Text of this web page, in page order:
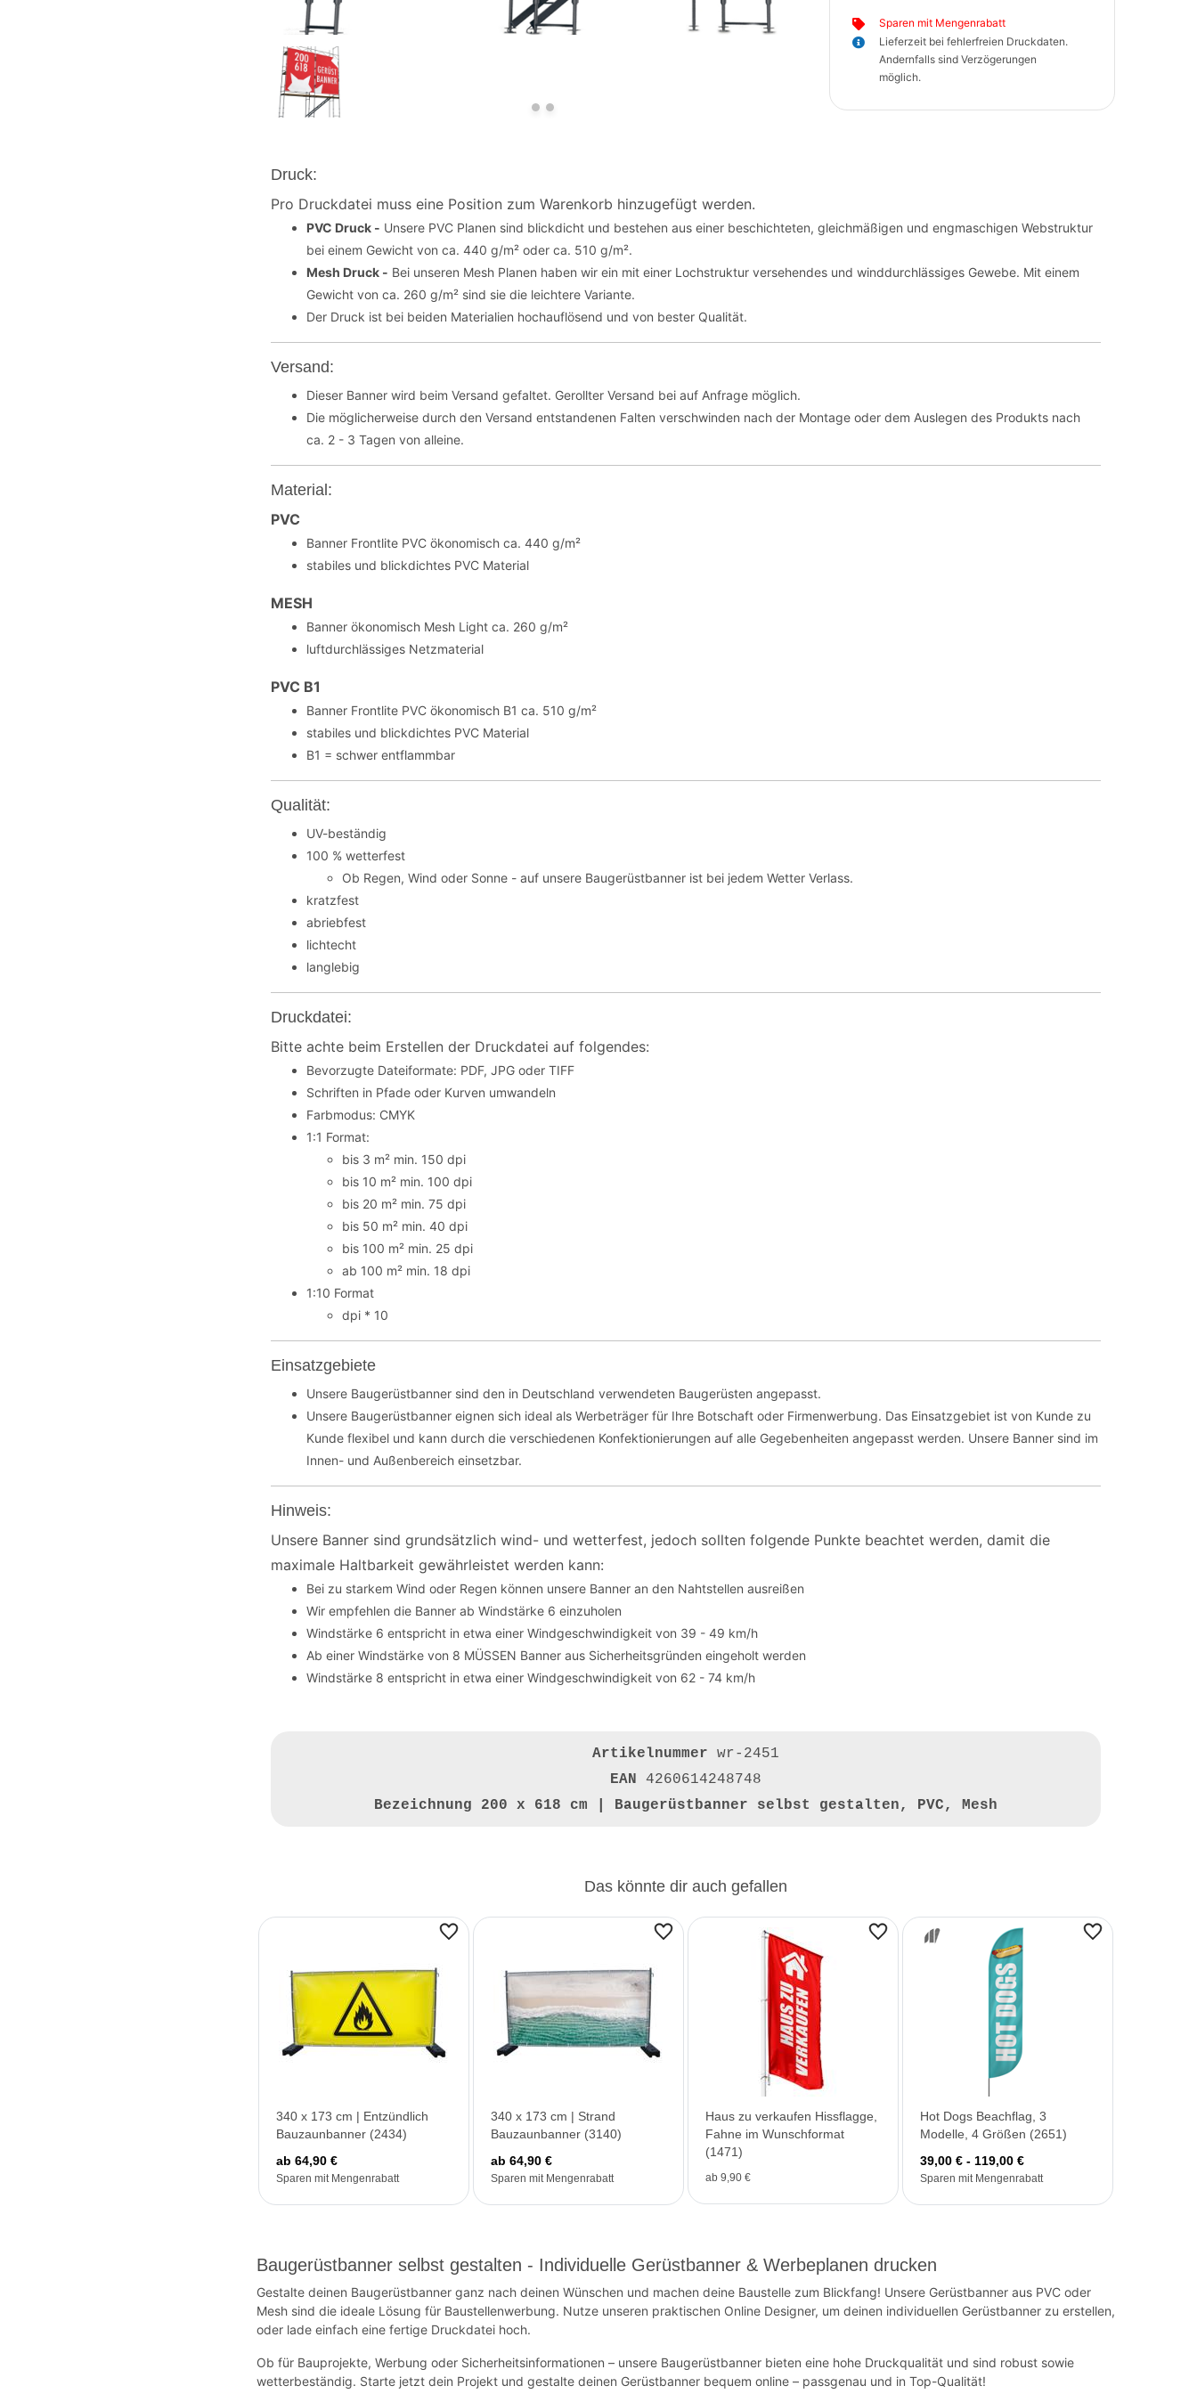
Sparen mit Mengenrabatt
Lieferzeit bei fehlerfreien Druckdaten.
Andernfalls sind Verzögerungen
möglich.
Druck:
Pro Druckdatei muss eine Position zum Warenkorb hinzugefügt werden.
PVC Druck - Unsere PVC Planen sind blickdicht und bestehen aus einer beschichteten, gleichmäßigen und engmaschigen Webstruktur
bei einem Gewicht von ca. 440 g/m² oder ca. 510 g/m².
Mesh Druck - Bei unseren Mesh Planen haben wir ein mit einer Lochstruktur versehendes und winddurchlässiges Gewebe. Mit einem
Gewicht von ca. 260 g/m² sind sie die leichtere Variante.
Der Druck ist bei beiden Materialien hochauflösend und von bester Qualität.
Versand:
Dieser Banner wird beim Versand gefaltet. Gerollter Versand bei auf Anfrage möglich.
Die möglicherweise durch den Versand entstandenen Falten verschwinden nach der Montage oder dem Auslegen des Produkts nach
ca. 2 - 3 Tagen von alleine.
Material:
PVC
Banner Frontlite PVC ökonomisch ca. 440 g/m²
stabiles und blickdichtes PVC Material
MESH
Banner ökonomisch Mesh Light ca. 260 g/m²
luftdurchlässiges Netzmaterial
PVC B1
Banner Frontlite PVC ökonomisch B1 ca. 510 g/m²
stabiles und blickdichtes PVC Material
B1 = schwer entflammbar
Qualität:
UV-beständig
100 % wetterfest
Ob Regen, Wind oder Sonne - auf unsere Baugerüstbanner ist bei jedem Wetter Verlass.
kratzfest
abriebfest
lichtecht
langlebig
Druckdatei:
Bitte achte beim Erstellen der Druckdatei auf folgendes:
Bevorzugte Dateiformate: PDF, JPG oder TIFF
Schriften in Pfade oder Kurven umwandeln
Farbmodus: CMYK
1:1 Format:
bis 3 m² min. 150 dpi
bis 10 m² min. 100 dpi
bis 20 m² min. 75 dpi
bis 50 m² min. 40 dpi
bis 100 m² min. 25 dpi
ab 100 m² min. 18 dpi
1:10 Format
dpi * 10
Einsatzgebiete
Unsere Baugerüstbanner sind den in Deutschland verwendeten Baugerüsten angepasst.
Unsere Baugerüstbanner eignen sich ideal als Werbeträger für Ihre Botschaft oder Firmenwerbung. Das Einsatzgebiet ist von Kunde zu
Kunde flexibel und kann durch die verschiedenen Konfektionierungen auf alle Gegebenheiten angepasst werden. Unsere Banner sind im
Innen- und Außenbereich einsetzbar.
Hinweis:
Unsere Banner sind grundsätzlich wind- und wetterfest, jedoch sollten folgende Punkte beachtet werden, damit die
maximale Haltbarkeit gewährleistet werden kann:
Bei zu starkem Wind oder Regen können unsere Banner an den Nahtstellen ausreißen
Wir empfehlen die Banner ab Windstärke 6 einzuholen
Windstärke 6 entspricht in etwa einer Windgeschwindigkeit von 39 - 49 km/h
Ab einer Windstärke von 8 MÜSSEN Banner aus Sicherheitsgründen eingeholt werden
Windstärke 8 entspricht in etwa einer Windgeschwindigkeit von 62 - 74 km/h
Artikelnummer wr-2451
EAN 4260614248748
Bezeichnung 200 x 618 cm | Baugerüstbanner selbst gestalten, PVC, Mesh
Das könnte dir auch gefallen
340 x 173 cm | Entzündlich
Bauzaunbanner (2434)
ab 64,90 €
Sparen mit Mengenrabatt
340 x 173 cm | Strand
Bauzaunbanner (3140)
ab 64,90 €
Sparen mit Mengenrabatt
Haus zu verkaufen Hissflagge,
Fahne im Wunschformat
(1471)
ab 9,90 €
Hot Dogs Beachflag, 3
Modelle, 4 Größen (2651)
39,00 € - 119,00 €
Sparen mit Mengenrabatt
Baugerüstbanner selbst gestalten - Individuelle Gerüstbanner & Werbeplanen drucken
Gestalte deinen Baugerüstbanner ganz nach deinen Wünschen und machen deine Baustelle zum Blickfang! Unsere Gerüstbanner aus PVC oder
Mesh sind die ideale Lösung für Baustellenwerbung. Nutze unseren praktischen Online Designer, um deinen individuellen Gerüstbanner zu erstellen,
oder lade einfach eine fertige Druckdatei hoch.
Ob für Bauprojekte, Werbung oder Sicherheitsinformationen – unsere Baugerüstbanner bieten eine hohe Druckqualität und sind robust sowie
wetterbeständig. Starte jetzt dein Projekt und gestalte deinen Gerüstbanner bequem online – passgenau und in Top-Qualität!